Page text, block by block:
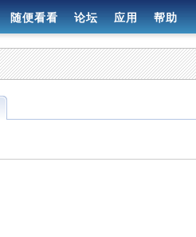
随便看看 论坛 应用 帮助